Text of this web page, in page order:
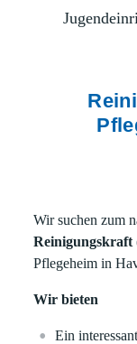
Wir suchen zum
Reinigungskraft
Pflegeheim in
Wir bieten
Ein